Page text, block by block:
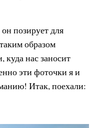
позирует для
образом
куда нас заносит
эти фоточки я и
Итак, поехали: